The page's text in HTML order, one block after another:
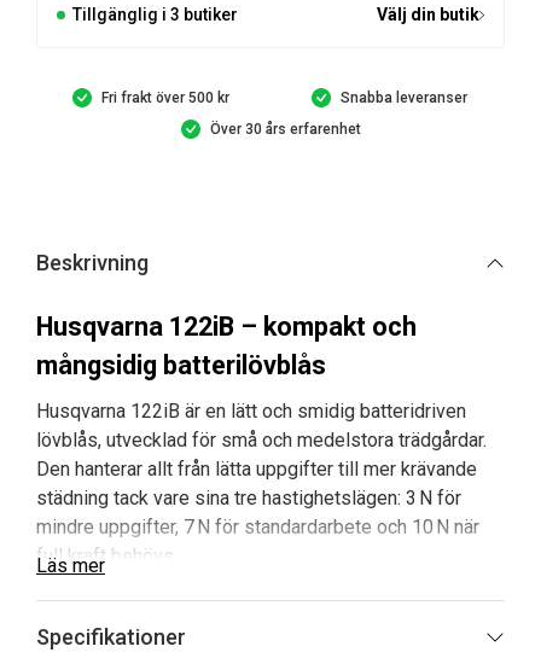
Tillgänglig i 3 butiker Välj din butik
Fri frakt över 500 kr
Snabba leveranser
Över 30 års erfarenhet
Beskrivning
Husqvarna 122iB – kompakt och
mångsidig batterilövblås
Husqvarna 122iB är en lätt och smidig batteridriven
lövblås, utvecklad för små och medelstora trädgårdar.
Den hanterar allt från lätta uppgifter till mer krävande
städning tack vare sina tre hastighetslägen: 3 N för
mindre uppgifter, 7 N för standardarbete och 10 N när
full kraft behövs.
Soft-Grip-handtag och intuitiv knappsats, vilket ger
Läs mer
Specifikationer